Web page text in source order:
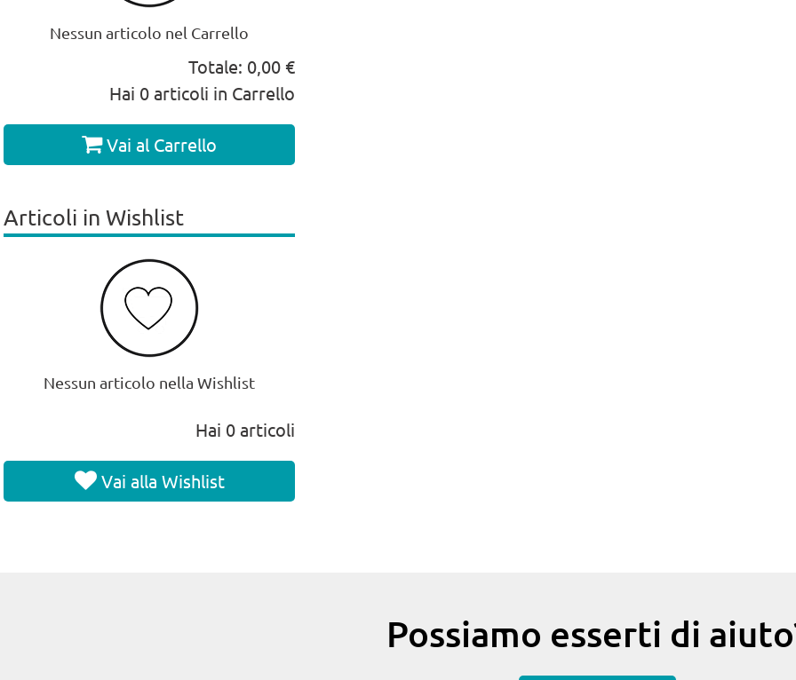
Nessun articolo nel Carrello
Hai 0 articoli in Carrello
Totale: 0,00 €
Vai al Carrello
Articoli in Wishlist
Nessun articolo nella Wishlist
Hai 0 articoli
Vai alla Wishlist
Possiamo esserti di